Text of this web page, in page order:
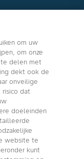
om uw
om onze
delen met
dekt ook de
onveilige
dat
doeleinden
website te
kunt